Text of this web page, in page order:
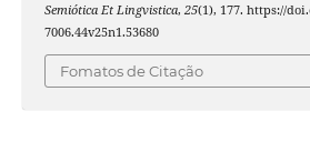
Semiótica Et Lingvistica, 25(1), 177. https://
7006.44v25n1.53680
Fomatos de Citação